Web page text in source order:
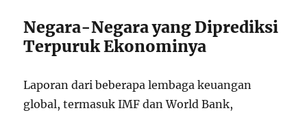
Negara-Negara yang Diprediksi
Terpuruk Ekonominya
Laporan dari beberapa lembaga keuangan
global, termasuk IMF dan World Bank,